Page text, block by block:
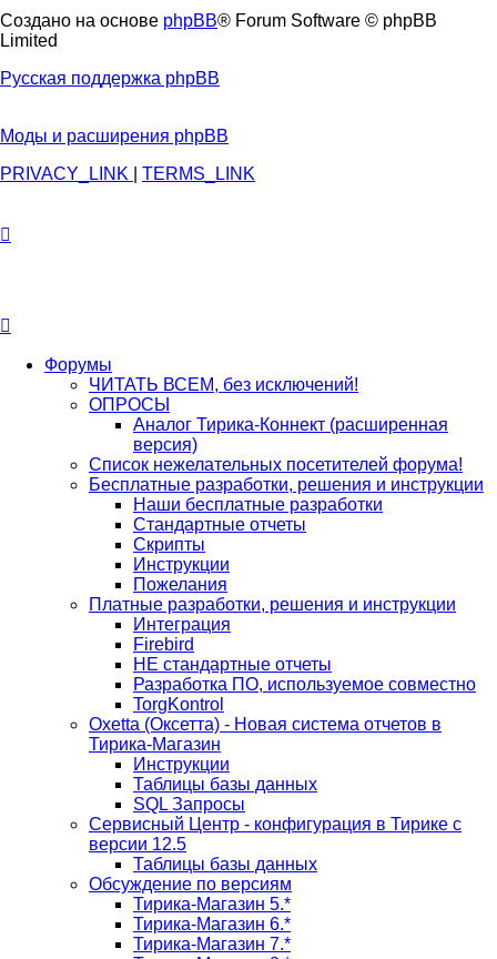
Создано на основе phpBB® Forum Software © phpBB
Limited
Русская поддержка phpBB
Моды и расширения phpBB
PRIVACY_LINK
TERMS_LINK
Форумы
ЧИТАТЬ ВСЕМ, без исключений!
ОПРОСЫ
Аналог Тирика-Коннект (расширенная
версия)
Список нежелательных посетителей форума!
Бесплатные разработки, решения и инструкции
Наши бесплатные разработки
Стандартные отчеты
Скрипты
Инструкции
Пожелания
Платные разработки, решения и инструкции
Интеграция
Firebird
НЕ стандартные отчеты
Разработка ПО, используемое совместно
TorgKontrol
Oxetta (Оксетта) - Новая система отчетов в
Тирика-Магазин
Инструкции
Таблицы базы данных
SQL Запросы
Сервисный Центр - конфигурация в Тирике с
версии 12.5
Таблицы базы данных
Обсуждение по версиям
Тирика-Магазин 5.*
Тирика-Магазин 6.*
Тирика-Магазин 7.*